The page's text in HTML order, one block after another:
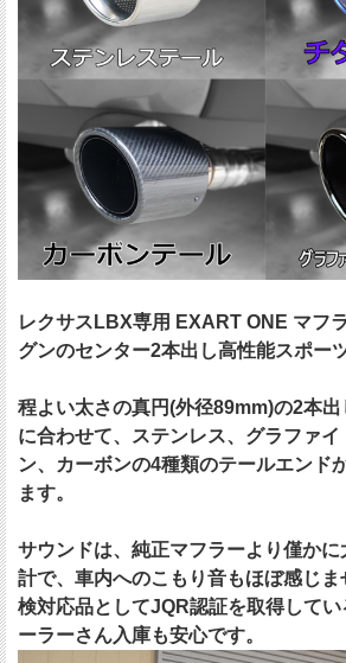
レクサスLBX専用 EXART ONE マフ
グンのセンター2本出し高性能スポー
程よい太さの真円(外径89mm)の2本
に合わせて、ステンレス、グラファ
ン、カーボンの4種類のテールエンド
ます。
サウンドは、純正マフラーより僅か
計で、車内へのこもり音もほぼ感じ
検対応品としてJQR認証を取得して
ーラーさん入庫も安心です。